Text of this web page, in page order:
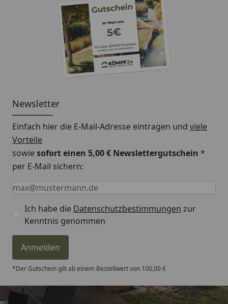
Newsletter
Einfach hier die E-Mail-Adresse eintragen und viele
Vorteile
sowiesofort einen 5,00 € Newslettergutschein *
per E-Mail sichern:
Keine Eingabe erforderlich
Eingabe erforderlich
E-Mail *
Ich habe die Datenschutzbestimmungen zur
Kenntnis genommen
Anmelden
*Der Gutschein gilt ab einem Bestellwert von 100,00 €